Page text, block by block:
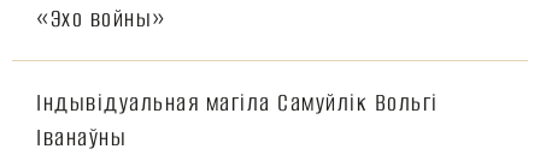
«Эхо войны»
Індывідуальная магіла Самуйлік Вольгі
Іванаўны